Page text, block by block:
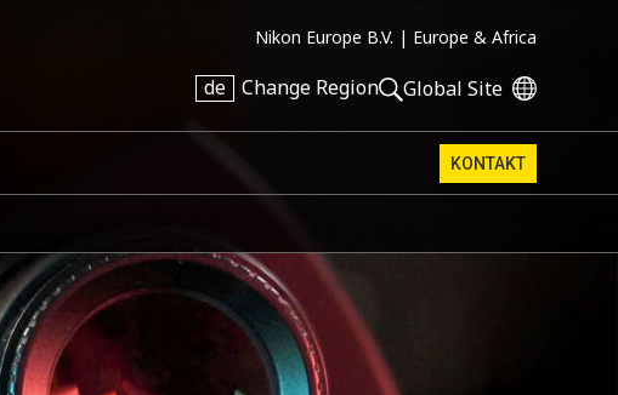
Nikon Europe B.V. | Europe & Africa
de Change Region Global Site
KONTAKT